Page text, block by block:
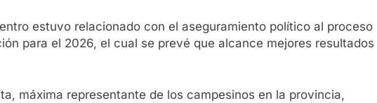
estuvo relacionado con el aseguramiento político al proceso
para el 2026, el cual se prevé que alcance mejores resultados
máxima representante de los campesinos en la provincia,